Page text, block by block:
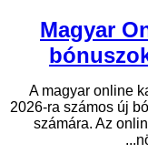
Magyar
A magyar online
2026-ra számos új
számára. Az